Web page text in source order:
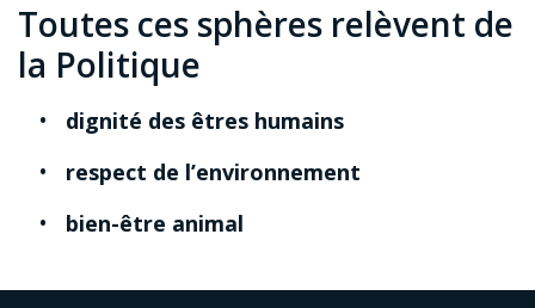
Toutes ces sphères relèvent de
la Politique
dignité des êtres humains
respect de l’environnement
bien-être animal